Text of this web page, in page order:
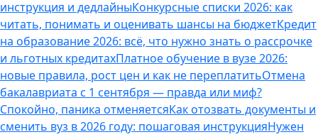
инструкция и дедлайныКонкурсные списки 2026: как
читать, понимать и оценивать шансы на бюджетКредит
на образование 2026: всё, что нужно знать о рассрочке
и льготных кредитахПлатное обучение в вузе 2026:
новые правила, рост цен и как не переплатитьОтмена
бакалавриата с 1 сентября — правда или миф?
Спокойно, паника отменяетсяКак отозвать документы и
сменить вуз в 2026 году: пошаговая инструкцияНужен